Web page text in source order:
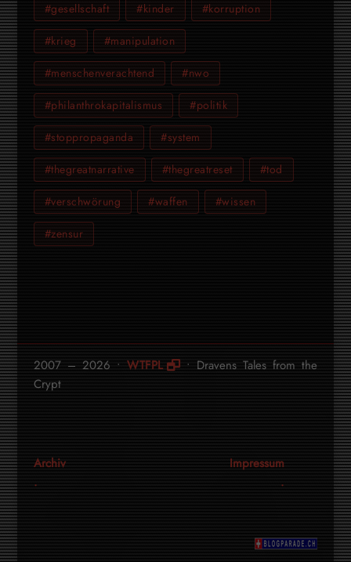
#gesellschaft #kinder #korruption
#krieg #manipulation
#menschenverachtend #nwo
#philanthrokapitalismus #politik
#stoppropaganda #system
#thegreatnarrative #thegreatreset #tod
#verschwörung #waffen #wissen
#zensur
2007 – 2026 •WTFPL
• Dravens Tales from the
Crypt
Archiv
Impressum
.
.